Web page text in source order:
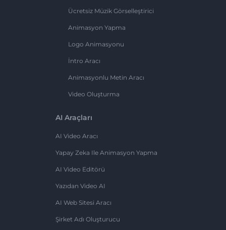
Ücretsiz Müzik Görselleştirici
Animasyon Yapma
Logo Animasyonu
İntro Aracı
Animasyonlu Metin Aracı
Video Oluşturma
AI Araçları
AI Video Aracı
Yapay Zeka Ile Animasyon Yapma
AI Video Editörü
Yazıdan Video AI
AI Web Sitesi Aracı
Şirket Adı Oluşturucu